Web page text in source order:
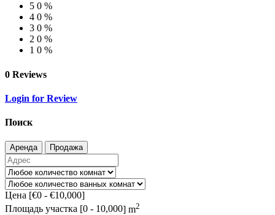
5 0 %
4 0 %
3 0 %
2 0 %
1 0 %
0 Reviews
Login for Review
Поиск
Аренда Продажа
Цена [€0 - €10,000]
Площадь участка [0 - 10,000] m2